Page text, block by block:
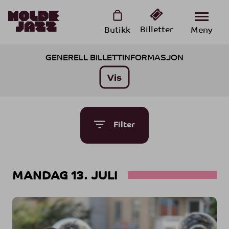
Butikk
Program
Meny
GENERELL BILLETTINFORMASJON
Moldejazz billettsalg er digitalt, og billetter sendes ut på e-
Kontakt Tickster kundeservice om du trenger billetthjelp eller
e-post
(ukedager 09:00 til 16:30)
Barn under skolepliktig alder går inn gratis på Romsdalsmuseet
Det er 18-års aldersgrense på nattkonsertene på Plassen og på
kveldskonsertene i Alexandraparken.
Vi har ingen vergeordning på konserter med 18 års
aldersgrense.
Filter
MANDAG 13. JULI